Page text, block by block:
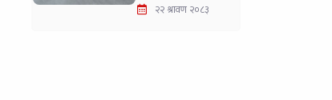
२२ श्रावण २०८३